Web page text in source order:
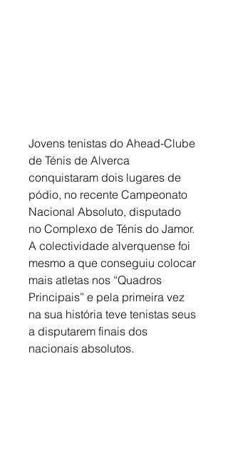
Jovens tenistas do Ahead-Clube
de Ténis de Alverca
conquistaram dois lugares de
pódio, no recente Campeonato
Nacional Absoluto, disputado
no Complexo de Ténis do Jamor.
A colectividade alverquense foi
mesmo a que conseguiu colocar
mais atletas nos “Quadros
Principais” e pela primeira vez
na sua história teve tenistas seus
a disputarem finais dos
nacionais absolutos.